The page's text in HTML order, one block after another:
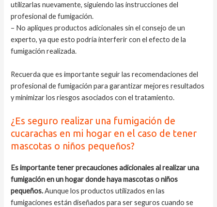
utilizarlas nuevamente, siguiendo las instrucciones del
profesional de fumigación.
– No apliques productos adicionales sin el consejo de un
experto, ya que esto podría interferir con el efecto de la
fumigación realizada.
Recuerda que es importante seguir las recomendaciones del
profesional de fumigación para garantizar mejores resultados
y minimizar los riesgos asociados con el tratamiento.
¿Es seguro realizar una fumigación de
cucarachas en mi hogar en el caso de tener
mascotas o niños pequeños?
Es importante tener precauciones adicionales al realizar una
fumigación en un hogar donde haya mascotas o niños
pequeños.Aunque los productos utilizados en las
fumigaciones están diseñados para ser seguros cuando se